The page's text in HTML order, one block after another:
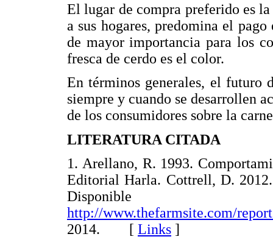
El lugar de compra preferido es
a sus hogares, predomina el
de mayor importancia para los
fresca de cerdo es el color.
En términos generales, el futuro
siempre y cuando se desarrollen
de los consumidores sobre la
LITERATURA CITADA
1. Arellano, R. 1993.
Editorial Harla. Cottrell, D.
http://www.thefarmsite.com/
2014. [ Links ]